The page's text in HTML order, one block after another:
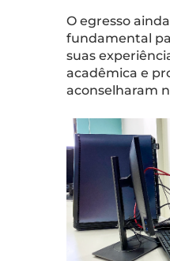
O egresso
fundamental
suas
acadêmica e
aconselharam